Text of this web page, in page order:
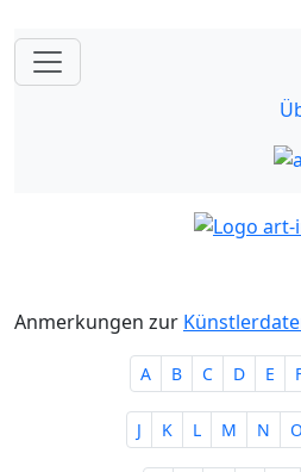
Anmerkungen zur
A B C D E
J K L M N O